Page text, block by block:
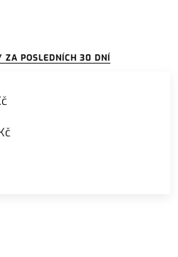
ZA POSLEDNÍCH 30 DNÍ